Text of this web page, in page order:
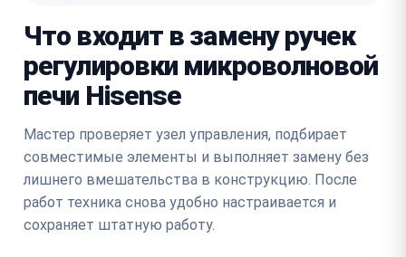
Что входит в замену ручек
регулировки микроволновой
печи Hisense
Мастер проверяет узел управления, подбирает
совместимые элементы и выполняет замену без
лишнего вмешательства в конструкцию. После
работ техника снова удобно настраивается и
сохраняет штатную работу.